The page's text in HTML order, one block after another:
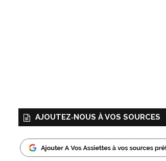
AJOUTEZ‑NOUS À VOS SOURCES